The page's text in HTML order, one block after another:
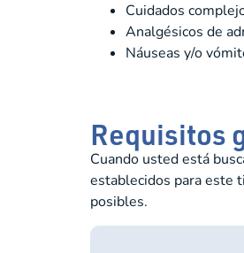
Cuidados
Analgésicos de
Náuseas y/o
Requisitos
Cuando usted está
establecidos para este
posibles.